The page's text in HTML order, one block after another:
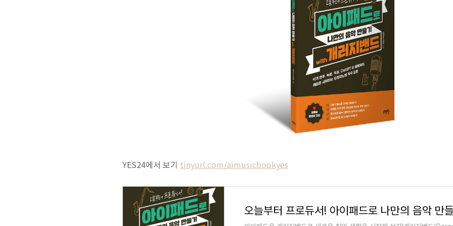
YES24에서 보기 tinyurl.com/aimusicbookyes